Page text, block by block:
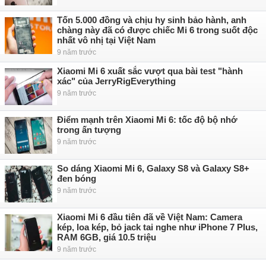
Tốn 5.000 đồng và chịu hy sinh bảo hành, anh
chàng này đã có được chiếc Mi 6 trong suốt độc
nhất vô nhị tại Việt Nam
9 năm trước
Xiaomi Mi 6 xuất sắc vượt qua bài test "hành
xác" của JerryRigEverything
9 năm trước
Điểm mạnh trên Xiaomi Mi 6: tốc độ bộ nhớ
trong ấn tượng
9 năm trước
So dáng Xiaomi Mi 6, Galaxy S8 và Galaxy S8+
đen bóng
9 năm trước
Xiaomi Mi 6 đầu tiên đã về Việt Nam: Camera
kép, loa kép, bỏ jack tai nghe như iPhone 7 Plus,
RAM 6GB, giá 10.5 triệu
9 năm trước